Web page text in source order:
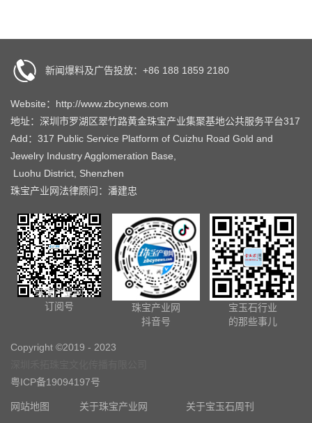
新闻爆料及广告投放：+86 188 1859 2180
Website：http://www.zbcynews.com
地址：深圳市罗湖区翠竹路黄金珠宝产业集聚基地公共服务平台317
Add：317 Public Service Platform of Cuizhu Road Gold and
Jewelry Industry Agglomeration Base,
Luohu District, Shenzhen
珠宝产业网法律顾问：潘建忠
珠宝产业网
订阅号
珠宝产业网
抖音号
宝玉石行业
的那些事儿
Copyright ©2019 - 2023
粤ICP备19094197号
网站地图 关于珠宝产业网 关于宝玉石周刊